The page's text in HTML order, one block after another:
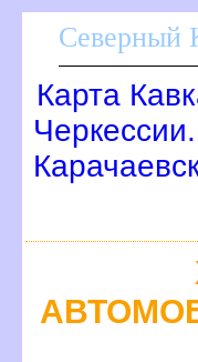
Северный
Карта